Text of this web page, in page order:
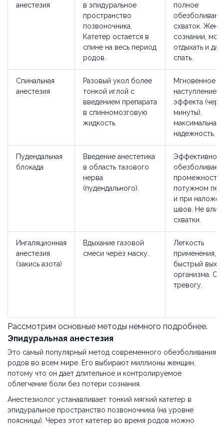
анестезия
в эпидуральное
пространство
позвоночника.
Катетер остается в
спине на весь период
родов.
полное
схваток.
сознании,
отдыхать и
спать.
Спинальная
анестезия
Разовый укол более
тонкой иглой с
введением препарата
в спинномозговую
жидкость.
Мгновенное
наступление
эффекта
минуты),
максимальная
надежность.
Пудендальная
блокада
Введение анестетика
в область тазового
нерва
(пудендального).
Эффективно
обезболивает
промежность
потужном
и при
швов. Не
схватки.
Ингаляционная
анестезия
(закись азота)
Вдыхание газовой
смеси через маску.
Легкость
применения,
быстрый
организма.
тревогу.
Рассмотрим основные методы немного подробнее.
Эпидуральная анестезия
Это самый популярный метод современного обезболивания
родов во всем мире. Его выбирают миллионы женщин,
потому что он дает длительное и контролируемое
облегчение боли без потери сознания.
Анестезиолог устанавливает тонкий мягкий катетер в
эпидуральное пространство позвоночника (на уровне
поясницы). Через этот катетер во время родов можно